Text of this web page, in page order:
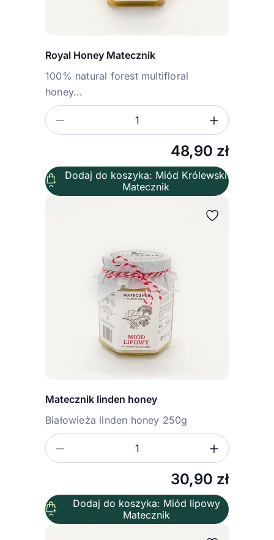
Royal Honey Matecznik
100% natural forest multifloral
honey...
48,90 zł
Zmniejsz ilość
Dodaj do koszyka: Miód Królewski
Matecznik
Matecznik linden honey
Białowieża linden honey 250g
30,90 zł
Zmniejsz ilość
Dodaj do koszyka: Miód lipowy
Matecznik